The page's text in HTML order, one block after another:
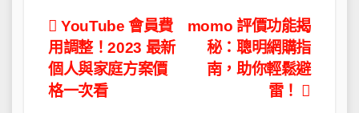
文
章
導
momo 評價功能揭
秘：聰明網購指
南，助你輕鬆避
雷！
YouTube 會員費
用調整！2023 最新
個人與家庭方案價
格一次看